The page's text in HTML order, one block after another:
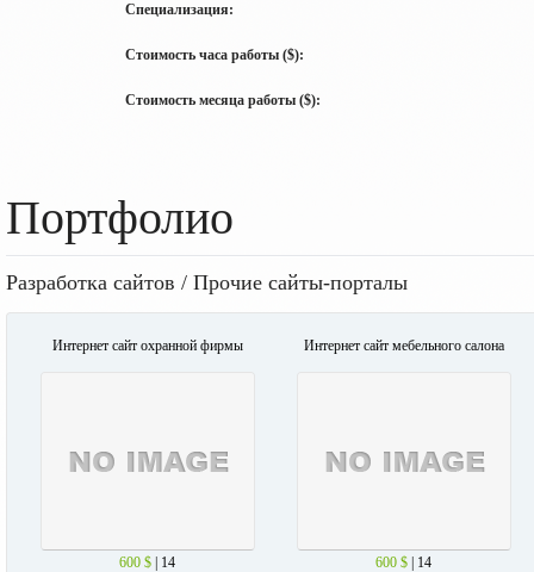
Специализация:
Стоимость часа работы ($):
Стоимость месяца работы ($):
Портфолио
Разработка сайтов / Прочие сайты-порталы
Интернет сайт охранной фирмы
600 $ | 14
Интернет сайт мебельного салона
600 $ | 14